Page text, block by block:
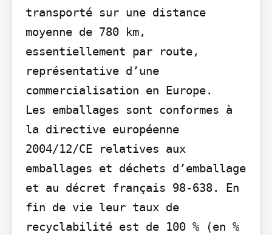
transporté sur une distance
moyenne de 780 km,
essentiellement par route,
représentative d’une
commercialisation en Europe.
Les emballages sont conformes à
la directive européenne
2004/12/CE relatives aux
emballages et déchets d’emballage
et au décret français 98-638. En
fin de vie leur taux de
recyclabilité est de 100 % (en %